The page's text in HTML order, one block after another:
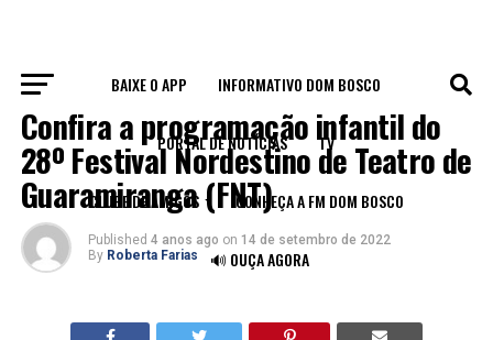
BAIXE O APP INFORMATIVO DOM BOSCO
PORTAL DE NOTÍCIAS TV
CLUBE DE AMIGOS CONHEÇA A FM DOM BOSCO
🔊 OUÇA AGORA
LEGADO
Confira a programação infantil do
28º Festival Nordestino de Teatro de
Guaramiranga (FNT)
Published 4 anos ago on 14 de setembro de 2022
By Roberta Farias